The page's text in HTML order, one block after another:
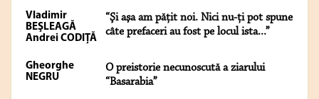
Vladimir
BEŞLEAGĂ
Andrei CODIŢĂ
“Şi aşa am păţit noi. Nici nu-ţi pot spune
câte prefaceri au fost pe locul ista...”
Gheorghe
NEGRU
O preistorie necunoscută a ziarului
“Basarabia”